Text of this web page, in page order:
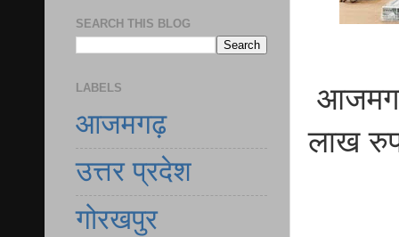
लाख
SEARCH THIS BLOG
LABELS
आजमगढ़
उत्तर प्रदेश
गोरखपुर